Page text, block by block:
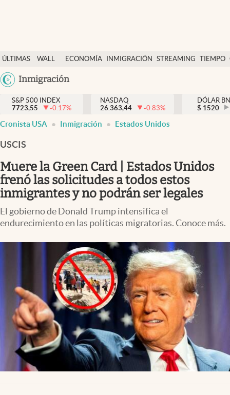
ÚLTIMAS
NOTICIAS
WALL
Y
DÓLAR
ECONOMÍA INMIGRACIÓN STREAMING TIEMPO
México
Inmigración
Finanzas y economía
Wall Street y dólar
Inmigración
Espiritual
Streaming
PC y mobile
S&P 500 INDEX
7723,55
-0.17%
NASDAQ
26.363,44
-0.83%
DÓLAR
$ 1520
Cronista USA Inmigración Estados Unidos
USCIS
Muere la Green Card | Estados Unidos
frenó las solicitudes a todos estos
inmigrantes y no podrán ser legales
El gobierno de Donald Trump intensifica el
endurecimiento en las políticas migratorias. Conoce más.